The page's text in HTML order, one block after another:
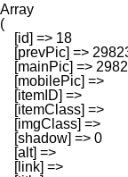
Array
(
    [id] => 18
[prevPic] =>
[mainPic] =>
    [mobilePic] =>
    [itemID] =>
    [itemClass] =>
    [imgClass] =>
    [shadow] => 0
    [alt] =>
    [link] =>